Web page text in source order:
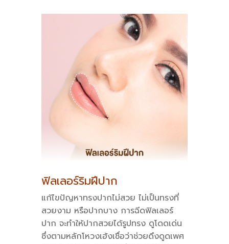
ฟิลเลอร์ริมฝีปาก
แก้ไขปัญหาทรงปากไม่สวย ไม่เป็นทรงที่
สวยงาม หรือปากบาง การฉีดฟิลเลอร์
ปาก จะทำให้ปากสวยได้รูปทรง ดูโดดเด่น
ซึ่งตามหลักโหวงเฮ้งเชื่อว่าช่วยดึงดูดเพศ